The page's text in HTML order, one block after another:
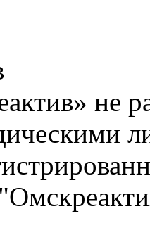
не